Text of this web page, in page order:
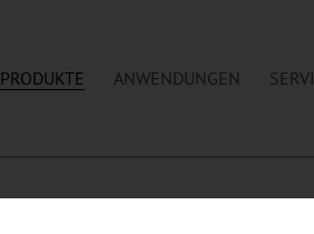
PRODUKTE ANWENDUNGEN